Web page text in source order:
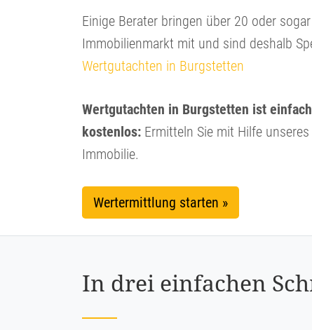
Einige Berater bringen über 20 oder
Immobilienmarkt mit und sind deshalb
Wertgutachten in Burgstetten
Wertgutachten in Burgstetten ist
kostenlos: Ermitteln Sie mit Hilfe
Immobilie.
Wertermittlung starten »
In drei einfachen